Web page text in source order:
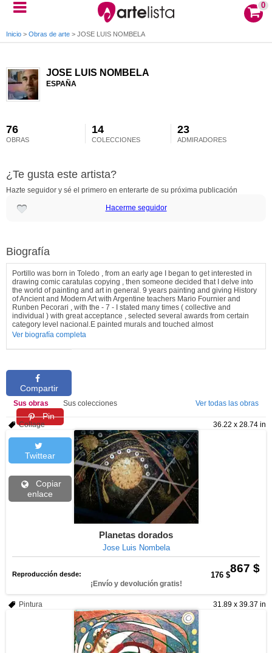
0
Inicio > Obras de arte > JOSE LUIS NOMBELA
JOSE LUIS NOMBELA
ESPAÑA
76
OBRAS
14
COLECCIONES
23
ADMIRADORES
¿Te gusta este artista?
Hazte seguidor y sé el primero en enterarte de su próxima publicación
Hacerme seguidor
Biografía
Portillo was born in Toledo , from an early age I began to get interested in
drawing comic caratulas copying , then someone decided that I delve into
the world of painting and art in general. 9 years painting and giving History
of Ancient and Modern Art with Argentine teachers Mario Fournier and
Runben Pecorari , with the - 7 - I stated many times ( collective and
individual ) with great acceptance , selected several awards from certain
category level nacional.E painted murals and touched almost
Ver biografía completa
Compartir
Pin
Twittear
Copiar
enlace
Sus obras Sus colecciones Ver todas las obras
36.22 x 28.74 in
Collage
Planetas dorados
Jose Luis Nombela
867 $
Reproducción desde: 176 $
¡Envío y devolución gratis!
31.89 x 39.37 in
Pintura